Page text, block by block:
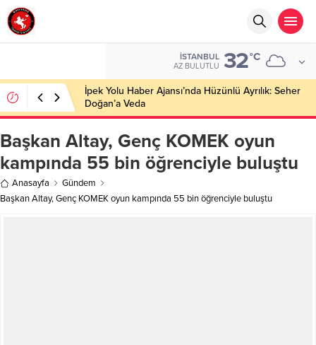
İSTANBUL
AZ BULUTLU 32°C
Başkan Altay, Genç KOMEK oyun
kampında 55 bin öğrenciyle buluştu
Anasayfa
Gündem
Başkan Altay, Genç KOMEK oyun kampında 55 bin öğrenciyle buluştu